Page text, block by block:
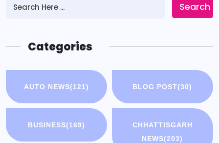
Search
Categories
AUTO NEWS(121) BLOG POST(30)
BUSINESS(169)
CHHATTISGARH
NEWS(203)